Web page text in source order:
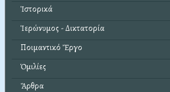
Ἱστορικά
Ἱερώνυμος - Δικτατορία
Ποιμαντικό Ἔργο
Ὁμιλίες
Ἄρθρα